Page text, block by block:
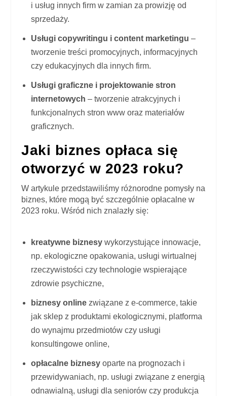
i usług innych firm w zamian za prowizję od
sprzedaży.
Usługi copywritingu i content marketingu –
tworzenie treści promocyjnych, informacyjnych
czy edukacyjnych dla innych firm.
Usługi graficzne i projektowanie stron
internetowych – tworzenie atrakcyjnych i
funkcjonalnych stron www oraz materiałów
graficznych.
Jaki biznes opłaca się
otworzyć w 2023 roku?
W artykule przedstawiliśmy różnorodne pomysły na
biznes, które mogą być szczególnie opłacalne w
2023 roku. Wśród nich znalazły się:
kreatywne biznesywykorzystujące innowacje,
np. ekologiczne opakowania, usługi wirtualnej
rzeczywistości czy technologie wspierające
zdrowie psychiczne,
biznesy onlinezwiązane z e-commerce, takie
jak sklep z produktami ekologicznymi, platforma
do wynajmu przedmiotów czy usługi
konsultingowe online,
opłacalne biznesyoparte na prognozach i
przewidywaniach, np. usługi związane z energią
odnawialną, usługi dla seniorów czy produkcja